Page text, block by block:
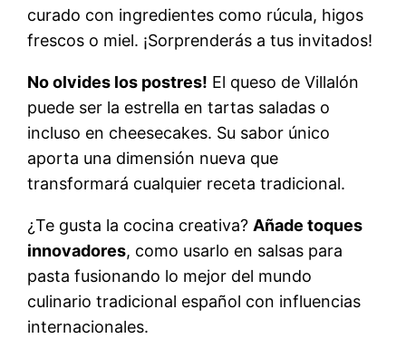
curado con ingredientes como rúcula, higos
frescos o miel. ¡Sorprenderás a tus invitados!
No olvides los postres! El queso de Villalón
puede ser la estrella en tartas saladas o
incluso en cheesecakes. Su sabor único
aporta una dimensión nueva que
transformará cualquier receta tradicional.
¿Te gusta la cocina creativa? Añade toques
innovadores, como usarlo en salsas para
pasta fusionando lo mejor del mundo
culinario tradicional español con influencias
internacionales.